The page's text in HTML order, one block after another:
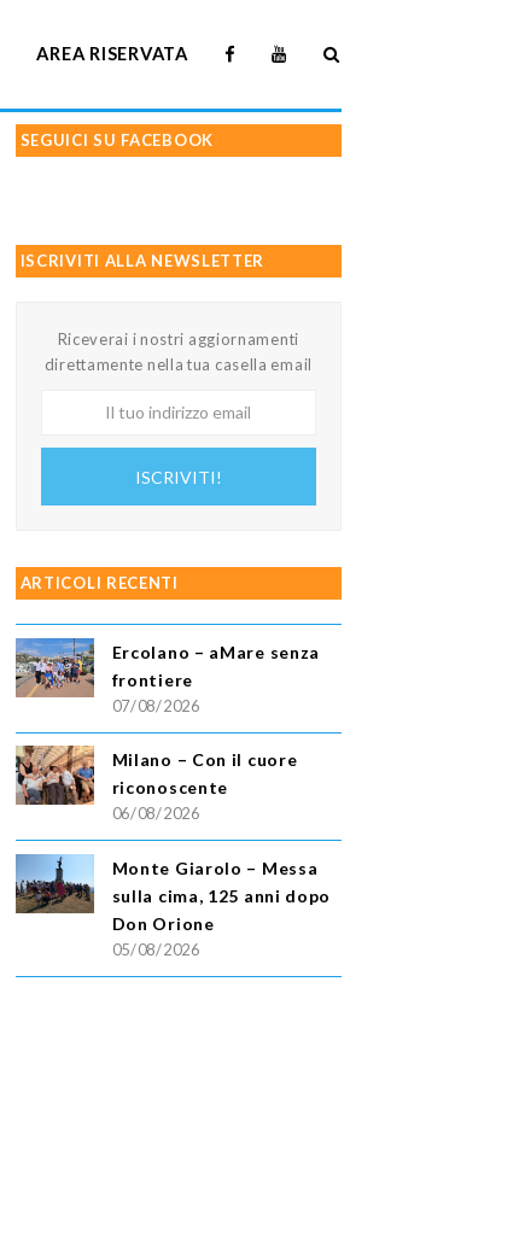
AREA RISERVATA
SEGUICI SU FACEBOOK
ISCRIVITI ALLA NEWSLETTER
Riceverai i nostri aggiornamenti
direttamente nella tua casella email
ISCRIVITI!
ARTICOLI RECENTI
Ercolano – aMare senza
frontiere
07/08/2026
Milano – Con il cuore
riconoscente
06/08/2026
Monte Giarolo – Messa
sulla cima, 125 anni dopo
Don Orione
05/08/2026